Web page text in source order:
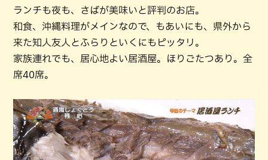
ランチも夜も、さばが美味いと評判のお店。
和食、沖縄料理がメインなので、もあいにも、県外から
来た知人友人とふらりといくにもピッタリ。
家族連れでも、居心地よい居酒屋。ほりごたつあり。全
席40席。